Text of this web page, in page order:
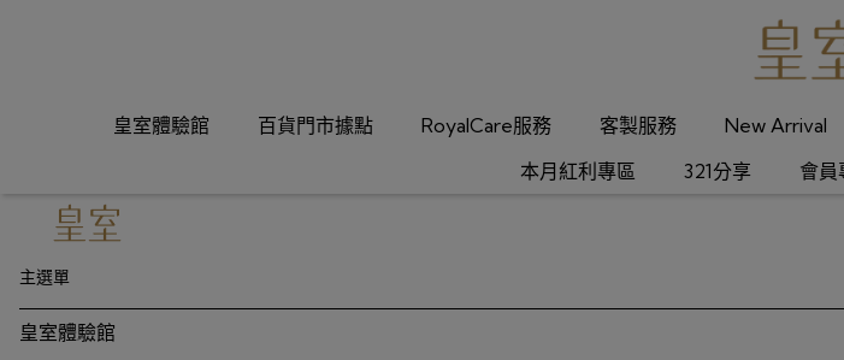
皇室體驗館 百貨門市據點 RoyalCare服務 客製服務 New Arrival
本月紅利專區
321分享 會員
主選單
皇室體驗館